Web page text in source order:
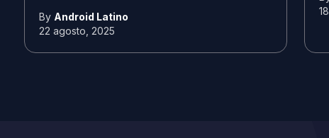
By Android Latino
22 agosto, 2025